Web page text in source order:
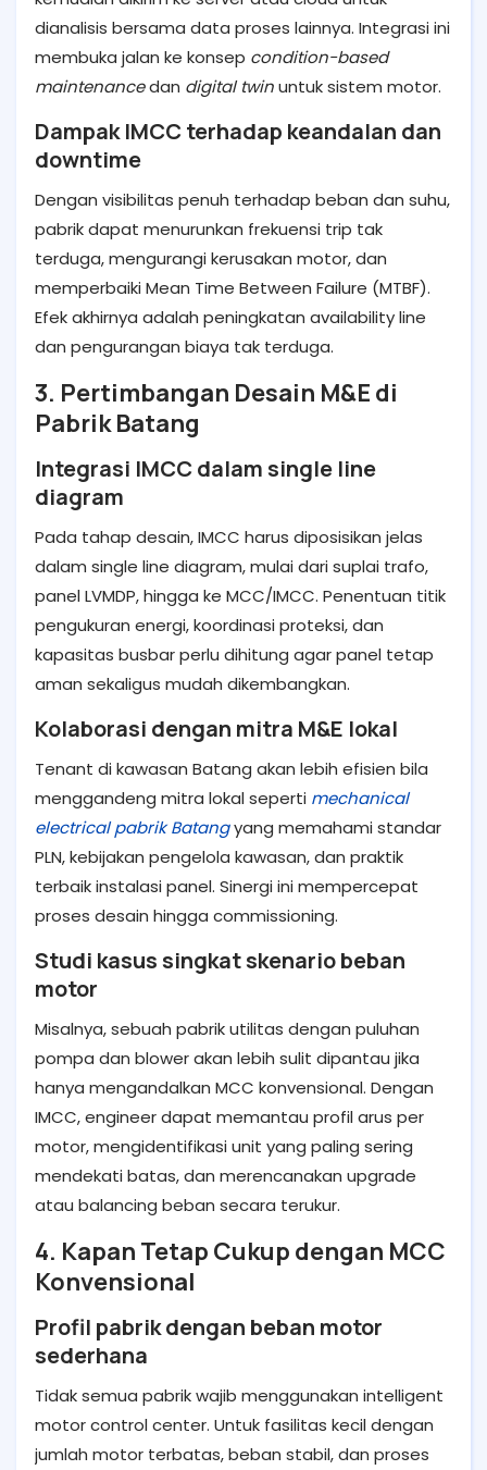
dianalisis bersama data proses lainnya. Integrasi ini
membuka jalan ke konsep condition-based
maintenancedan digital twinuntuk sistem motor.
Dampak IMCC terhadap keandalan dan
downtime
Dengan visibilitas penuh terhadap beban dan suhu,
pabrik dapat menurunkan frekuensi trip tak
terduga, mengurangi kerusakan motor, dan
memperbaiki Mean Time Between Failure (MTBF).
Efek akhirnya adalah peningkatan availability line
dan pengurangan biaya tak terduga.
3. Pertimbangan Desain M&E di
Pabrik Batang
Integrasi IMCC dalam single line
diagram
Pada tahap desain, IMCC harus diposisikan jelas
dalam single line diagram, mulai dari suplai trafo,
panel LVMDP, hingga ke MCC/IMCC. Penentuan titik
pengukuran energi, koordinasi proteksi, dan
kapasitas busbar perlu dihitung agar panel tetap
aman sekaligus mudah dikembangkan.
Kolaborasi dengan mitra M&E lokal
Tenant di kawasan Batang akan lebih efisien bila
menggandeng mitra lokal seperti mechanical
electrical pabrik Batangyang memahami standar
PLN, kebijakan pengelola kawasan, dan praktik
terbaik instalasi panel. Sinergi ini mempercepat
proses desain hingga commissioning.
Studi kasus singkat skenario beban
motor
Misalnya, sebuah pabrik utilitas dengan puluhan
pompa dan blower akan lebih sulit dipantau jika
hanya mengandalkan MCC konvensional. Dengan
IMCC, engineer dapat memantau profil arus per
motor, mengidentifikasi unit yang paling sering
mendekati batas, dan merencanakan upgrade
atau balancing beban secara terukur.
4. Kapan Tetap Cukup dengan MCC
Konvensional
Profil pabrik dengan beban motor
sederhana
Tidak semua pabrik wajib menggunakan intelligent
motor control center. Untuk fasilitas kecil dengan
jumlah motor terbatas, beban stabil, dan proses